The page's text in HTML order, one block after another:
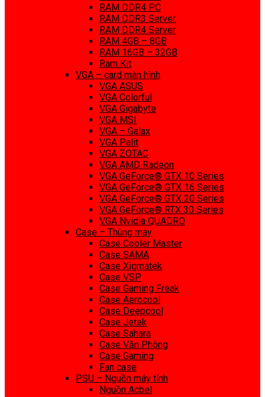
RAM DDR4 PC
RAM DDR3 Server
RAM DDR4 Server
RAM 4GB – 8GB
RAM 16GB – 32GB
Ram Kit
VGA – card màn hình
VGA ASUS
VGA Colorful
VGA Gigabyte
VGA MSI
VGA – Galax
VGA Palit
VGA ZOTAC
VGA AMD Radeon
VGA GeForce® GTX 10 Series
VGA GeForce® GTX 16 Series
VGA GeForce® GTX 20 Series
VGA GeForce® RTX 30 Series
VGA Nvidia QUADRO
Case – Thùng máy
Case Cooler Master
Case SAMA
Case Xigmatek
Case VSP
Case Gaming Freak
Case Aerocool
Case Deepcool
Case Jetek
Case Sahara
Case Văn Phòng
Case Gaming
Fan case
PSU – Nguồn máy tính
Nguồn Acbel